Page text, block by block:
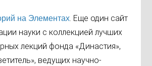
на Элементах. Еще один сайт
науки с коллекцией лучших
лекций фонда «Династия»,
ведущих научно-